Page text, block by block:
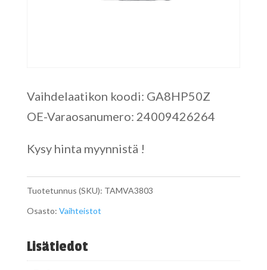
Vaihdelaatikon koodi: GA8HP50Z
OE-Varaosanumero: 24009426264
Kysy hinta myynnistä !
Tuotetunnus (SKU): TAMVA3803
Osasto: Vaihteistot
Lisätiedot